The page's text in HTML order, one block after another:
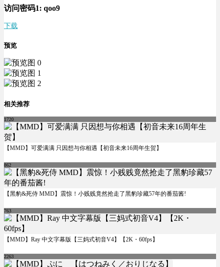
访问密码1: qoo9
下载
预览
相关推荐
1720
【MMD】可爱满满 只因想与你相遇【初音未来16周年生贺】
862
【黑豹&死侍 MMD】震惊！小贱贱竟然抢走了黑豹珍藏57年的番茄酱!
763
【MMD】Ray 中文字幕版【三妈式初音V4】【2K・60fps】
2263